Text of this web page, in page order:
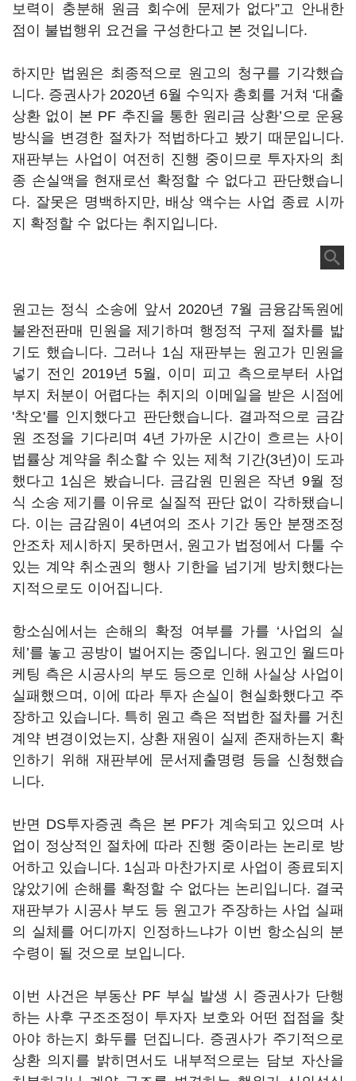
보력이 충분해 원금 회수에 문제가 없다”고 안내한
점이 불법행위 요건을 구성한다고 본 것입니다.
하지만 법원은 최종적으로 원고의 청구를 기각했습
니다. 증권사가 2020년 6월 수익자 총회를 거쳐 ‘대출
상환 없이 본 PF 추진을 통한 원리금 상환’으로 운용
방식을 변경한 절차가 적법하다고 봤기 때문입니다.
재판부는 사업이 여전히 진행 중이므로 투자자의 최
종 손실액을 현재로선 확정할 수 없다고 판단했습니
다. 잘못은 명백하지만, 배상 액수는 사업 종료 시까
지 확정할 수 없다는 취지입니다.
원고는 정식 소송에 앞서 2020년 7월 금융감독원에
불완전판매 민원을 제기하며 행정적 구제 절차를 밟
기도 했습니다. 그러나 1심 재판부는 원고가 민원을
넣기 전인 2019년 5월, 이미 피고 측으로부터 사업
부지 처분이 어렵다는 취지의 이메일을 받은 시점에
'착오'를 인지했다고 판단했습니다. 결과적으로 금감
원 조정을 기다리며 4년 가까운 시간이 흐르는 사이
법률상 계약을 취소할 수 있는 제척 기간(3년)이 도과
했다고 1심은 봤습니다. 금감원 민원은 작년 9월 정
식 소송 제기를 이유로 실질적 판단 없이 각하됐습니
다. 이는 금감원이 4년여의 조사 기간 동안 분쟁조정
안조차 제시하지 못하면서, 원고가 법정에서 다툴 수
있는 계약 취소권의 행사 기한을 넘기게 방치했다는
지적으로도 이어집니다.
항소심에서는 손해의 확정 여부를 가를 ‘사업의 실
체’를 놓고 공방이 벌어지는 중입니다. 원고인 월드마
케팅 측은 시공사의 부도 등으로 인해 사실상 사업이
실패했으며, 이에 따라 투자 손실이 현실화했다고 주
장하고 있습니다. 특히 원고 측은 적법한 절차를 거친
계약 변경이었는지, 상환 재원이 실제 존재하는지 확
인하기 위해 재판부에 문서제출명령 등을 신청했습
니다.
반면 DS투자증권 측은 본 PF가 계속되고 있으며 사
업이 정상적인 절차에 따라 진행 중이라는 논리로 방
어하고 있습니다. 1심과 마찬가지로 사업이 종료되지
않았기에 손해를 확정할 수 없다는 논리입니다. 결국
재판부가 시공사 부도 등 원고가 주장하는 사업 실패
의 실체를 어디까지 인정하느냐가 이번 항소심의 분
수령이 될 것으로 보입니다.
이번 사건은 부동산 PF 부실 발생 시 증권사가 단행
하는 사후 구조조정이 투자자 보호와 어떤 접점을 찾
아야 하는지 화두를 던집니다. 증권사가 주기적으로
상환 의지를 밝히면서도 내부적으로는 담보 자산을